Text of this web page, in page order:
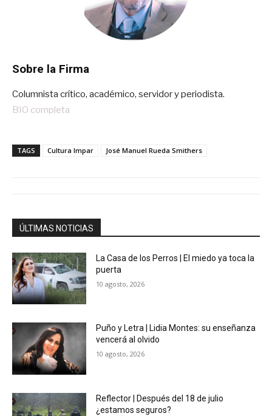
Sobre la Firma
Columnista crítico, académico, servidor y periodista.
BIO completa
TAGS Cultura Impar José Manuel Rueda Smithers
ÚLTIMAS NOTICIAS
La Casa de los Perros | El miedo ya toca la
puerta
10 agosto, 2026
Puño y Letra | Lidia Montes: su enseñanza
vencerá al olvido
10 agosto, 2026
Reflector | Después del 18 de julio
¿estamos seguros?